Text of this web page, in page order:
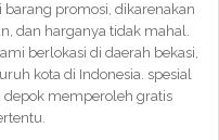
promosi, dikarenakan
dan harganya tidak mahal.
berlokasi di daerah bekasi,
kota di Indonesia. spesial
depok memperoleh gratis